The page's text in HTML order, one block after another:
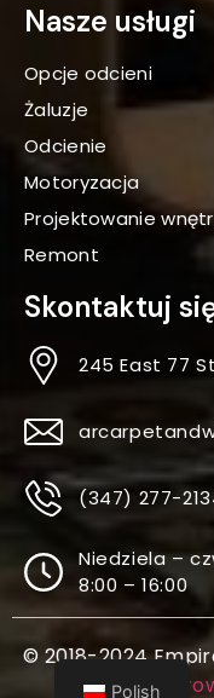
Nasze usługi
Opcje odcieni
Żaluzje
Odcienie
Motoryzacja
Projektowanie
Remont
Skontaktuj
245 East 77
(347) 277-
Niedziela –
8:00 – 16:00
© 2018-2024
Polish